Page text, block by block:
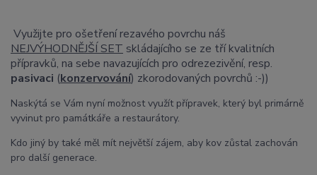
Využijte pro ošetření rezavého povrchu náš
NEJVÝHODNĚJŠÍ SET skládajícího se ze tří kvalitních
přípravků, na sebe navazujících pro odrezezivění, resp.
pasivaci (konzervování) zkorodovaných povrchů :-))
Naskýtá se Vám nyní možnost využít přípravek, který byl primárně
vyvinut pro památkáře a restaurátory.
Kdo jiný by také měl mít největší zájem, aby kov zůstal zachován
pro další generace.